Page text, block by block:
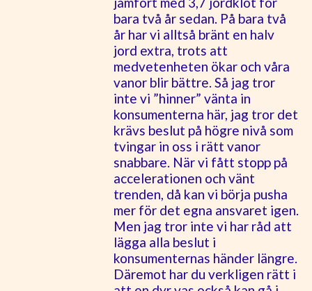
bara två år sedan. På bara två
år har vi alltså bränt en halv
jord extra, trots att
medvetenheten ökar och våra
vanor blir bättre. Så jag tror
inte vi ”hinner” vänta in
konsumenterna här, jag tror det
krävs beslut på högre nivå som
tvingar in oss i rätt vanor
snabbare. När vi fått stopp på
accelerationen och vänt
trenden, då kan vi börja pusha
mer för det egna ansvaret igen.
Men jag tror inte vi har råd att
lägga alla beslut i
konsumenternas händer längre.
Däremot har du verkligen rätt i